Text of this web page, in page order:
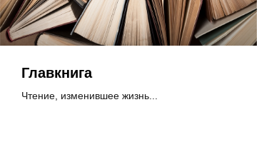
Главкнига
Чтение, изменившее жизнь...